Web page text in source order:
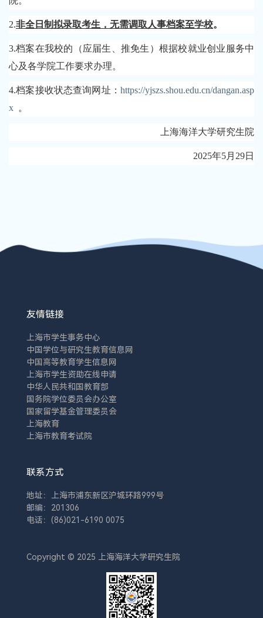
2.非全日制拟录取考生，无需调取人事档案至学校。
3.档案在我校的（应届生、推免生）根据校就业创业服务中
心及各学院工作要求办理。
4.档案接收状态查询网址： https://yjszs.shou.edu.cn/dangan.asp
x 。
上海海洋大学研究生院
2025年5月29日
友情链接
上海市学生事务中心
中国学位与研究生教育信息网
中国高等教育学生信息网
上海市学生资助在线申请
中华人民共和国教育部
国务院学位委员会办公室
国家留学基金管理委员会
上海教育
上海市教育考试院
联系方式
地址：上海市浦东新区沪城环路999号
邮编：201306
电话：(86)021-6190 0075
Copyright © 2025 上海海洋大学研究生院